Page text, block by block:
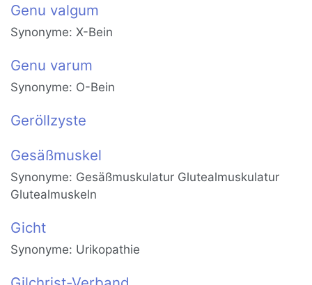
Genu valgum
Synonyme: X-Bein
Genu varum
Synonyme: O-Bein
Geröllzyste
Gesäßmuskel
Synonyme: Gesäßmuskulatur Glutealmuskulatur
Glutealmuskeln
Gicht
Synonyme: Urikopathie